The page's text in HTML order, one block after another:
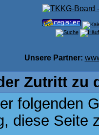
Unsere Partner:
Zutritt zu
folgenden
diese Seite